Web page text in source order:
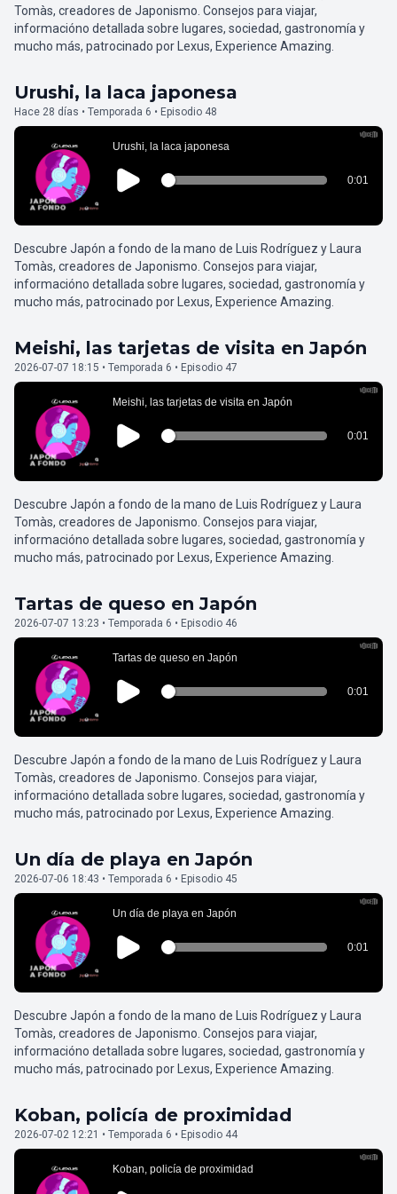
Tomàs, creadores de Japonismo. Consejos para viajar,
informacióno detallada sobre lugares, sociedad, gastronomía y
mucho más, patrocinado por Lexus, Experience Amazing.
Urushi, la laca japonesa
Hace 28 días • Temporada 6 • Episodio 48
Descubre Japón a fondo de la mano de Luis Rodríguez y Laura
Tomàs, creadores de Japonismo. Consejos para viajar,
informacióno detallada sobre lugares, sociedad, gastronomía y
mucho más, patrocinado por Lexus, Experience Amazing.
Meishi, las tarjetas de visita en Japón
2026-07-07 18:15 • Temporada 6 • Episodio 47
Descubre Japón a fondo de la mano de Luis Rodríguez y Laura
Tomàs, creadores de Japonismo. Consejos para viajar,
informacióno detallada sobre lugares, sociedad, gastronomía y
mucho más, patrocinado por Lexus, Experience Amazing.
Tartas de queso en Japón
2026-07-07 13:23 • Temporada 6 • Episodio 46
Descubre Japón a fondo de la mano de Luis Rodríguez y Laura
Tomàs, creadores de Japonismo. Consejos para viajar,
informacióno detallada sobre lugares, sociedad, gastronomía y
mucho más, patrocinado por Lexus, Experience Amazing.
Un día de playa en Japón
2026-07-06 18:43 • Temporada 6 • Episodio 45
Descubre Japón a fondo de la mano de Luis Rodríguez y Laura
Tomàs, creadores de Japonismo. Consejos para viajar,
informacióno detallada sobre lugares, sociedad, gastronomía y
mucho más, patrocinado por Lexus, Experience Amazing.
Koban, policía de proximidad
2026-07-02 12:21 • Temporada 6 • Episodio 44